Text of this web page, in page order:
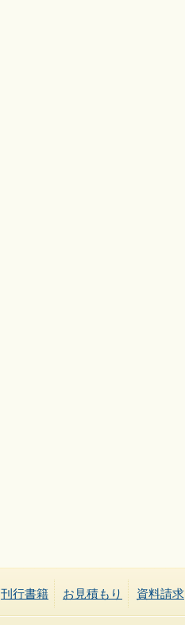
刊行書籍 お見積もり 資料請求